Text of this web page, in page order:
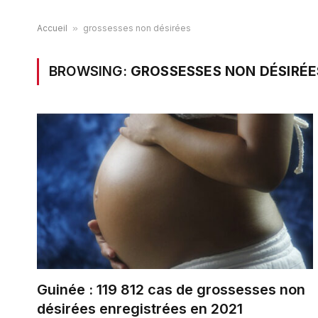
Accueil » grossesses non désirées
BROWSING: GROSSESSES NON
Guinée : 119 812 cas de grossesses non
désirées enregistrées en 2021